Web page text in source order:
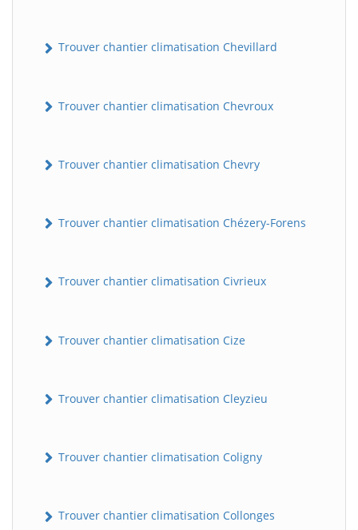
Trouver chantier climatisation Chevillard
Trouver chantier climatisation Chevroux
Trouver chantier climatisation Chevry
Trouver chantier climatisation Chézery-Forens
Trouver chantier climatisation Civrieux
Trouver chantier climatisation Cize
Trouver chantier climatisation Cleyzieu
Trouver chantier climatisation Coligny
Trouver chantier climatisation Collonges